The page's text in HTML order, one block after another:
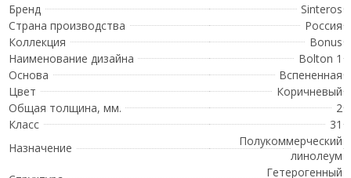
Бренд
Sinteros
Страна производства
Россия
Коллекция
Bonus
Наименование дизайна
Bolton 1
Основа
Вспененная
Цвет
Коричневый
Общая толщина, мм.
2
Класс
31
Назначение
Полукоммерческий
линолеум
Гетерогенный